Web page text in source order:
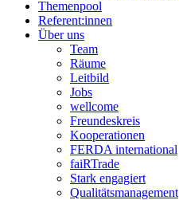
Themenpool
Referent:innen
Über uns
Team
Räume
Leitbild
Jobs
wellcome
Freundeskreis
Kooperationen
FERDA international
faiRTrade
Stark engagiert
Qualitätsmanagement